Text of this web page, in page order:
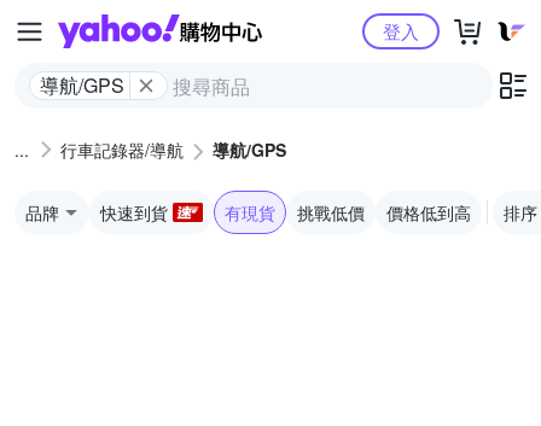
Yahoo購物中心
導航/GPS
登入
行車記錄器/導航 導航/GPS
品牌 快速到貨 有現貨 挑戰低價 價格低到高 排序